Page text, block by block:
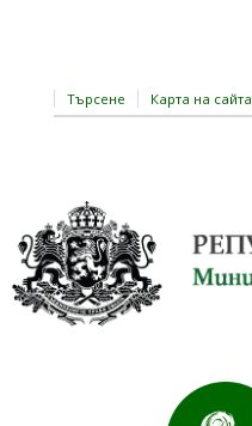
Търсене Карта на сайта